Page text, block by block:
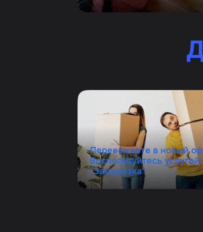
Переезжаете в новый
Воспользуйтесь услугой
"Заморозка"